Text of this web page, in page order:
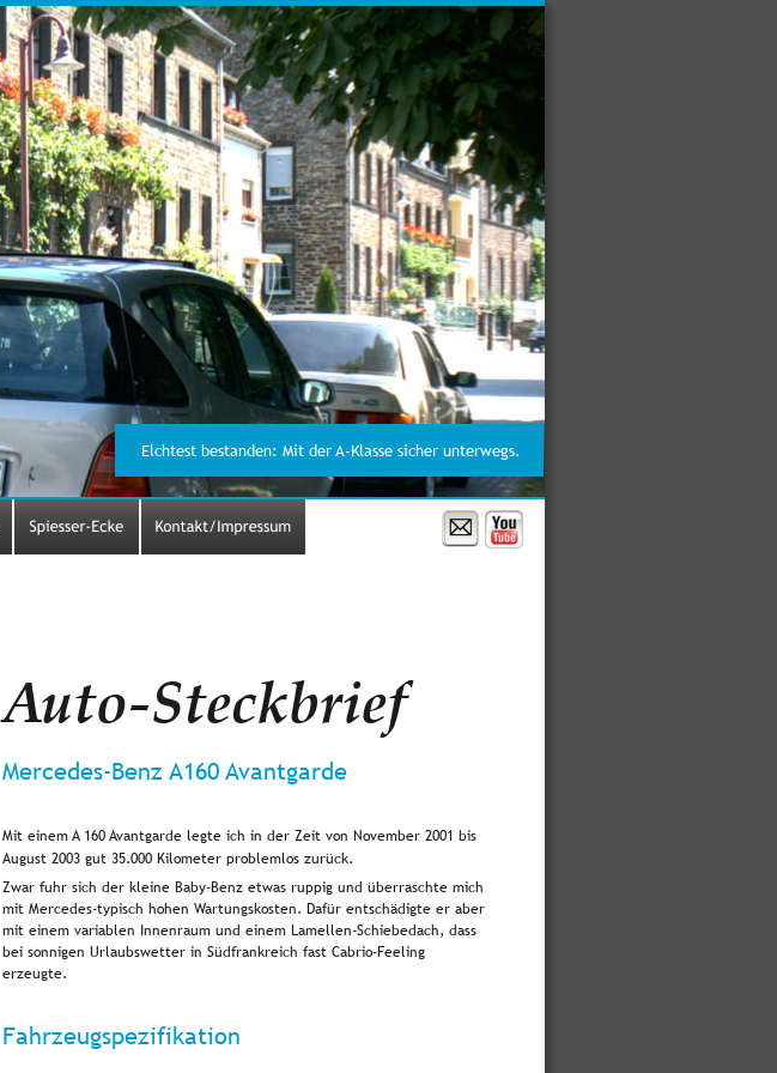
Auto-Steckbrief
Mercedes-Benz A160 Avantgarde
Mit einem A 160 Avantgarde legte ich in der Zeit von November 2001 bis
August 2003 gut 35.000 Kilometer problemlos zurück.
Zwar fuhr sich der kleine Baby-Benz etwas ruppig und überraschte mich
mit Mercedes-typisch hohen Wartungskosten. Dafür entschädigte er aber
mit einem variablen Innenraum und einem Lamellen-Schiebedach, dass
bei sonnigen Urlaubswetter in Südfrankreich fast Cabrio-Feeling
erzeugte.
Fahrzeugspezifikation
Elchtest bestanden: Mit der A-Klasse sicher unterwegs.